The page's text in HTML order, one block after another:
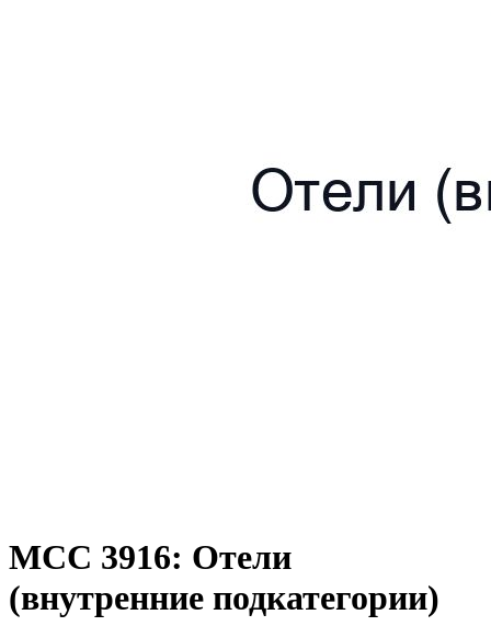
MCC 3916: Отели
(внутренние подкатегории)